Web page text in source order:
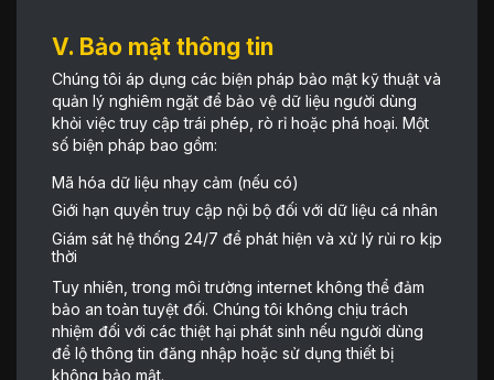
V. Bảo mật thông tin
Chúng tôi áp dụng các biện pháp bảo mật kỹ thuật và
quản lý nghiêm ngặt để bảo vệ dữ liệu người dùng
khỏi việc truy cập trái phép, rò rỉ hoặc phá hoại. Một
số biện pháp bao gồm:
Mã hóa dữ liệu nhạy cảm (nếu có)
Giới hạn quyền truy cập nội bộ đối với dữ liệu cá nhân
Giám sát hệ thống 24/7 để phát hiện và xử lý rủi ro kịp
thời
Tuy nhiên, trong môi trường internet không thể đảm
bảo an toàn tuyệt đối. Chúng tôi không chịu trách
nhiệm đối với các thiệt hại phát sinh nếu người dùng
để lộ thông tin đăng nhập hoặc sử dụng thiết bị
không bảo mật.